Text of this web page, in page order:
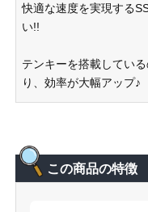
快適な速度を実現する
い!!
テンキーを搭載してい
り、効率が大幅アップ♪
この商品の特徴